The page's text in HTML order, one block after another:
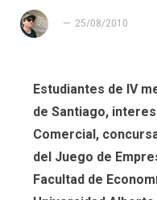
25/08/2010
Estudiantes de IV
de Santiago,
Comercial,
del Juego de
Facultad de